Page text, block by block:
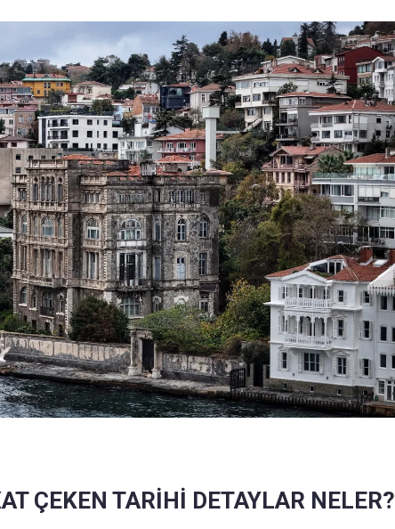
ÇEKEN TARİHİ DETAYLAR NELER?